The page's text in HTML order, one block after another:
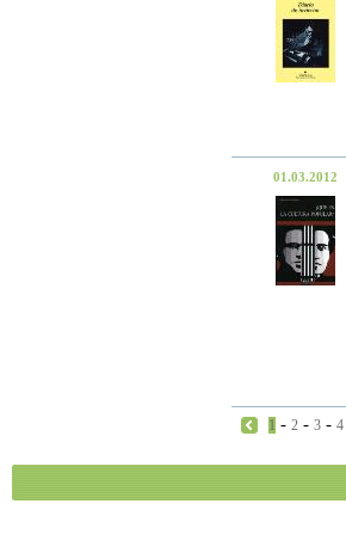
01.03.2012
1 - 2 - 3 - 4